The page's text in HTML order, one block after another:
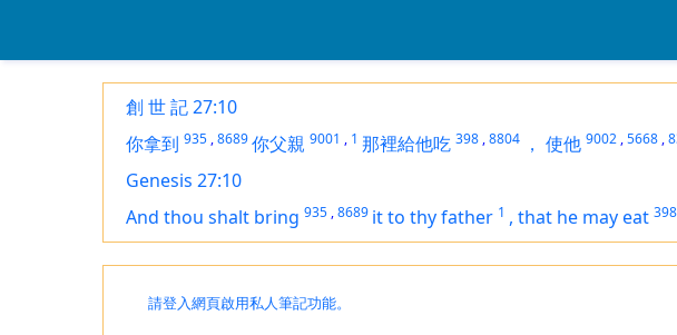
創 世 記 27:10
你拿到 935 ,8689你父親 9001 , 1 那裡給他吃 398 ,8804 ， 使他 9002 ,5668 ,
Genesis 27:10
And thou shalt bring 935 ,8689 itto thy father 1 , that he may eat 398
請登入網頁啟用私人筆記功能。